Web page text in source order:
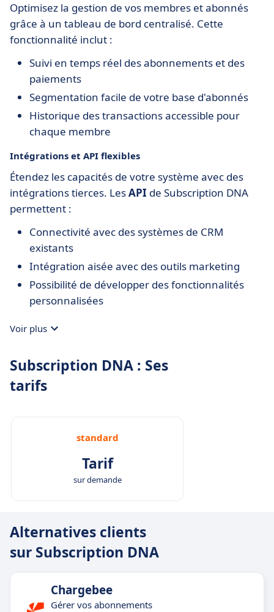
Optimisez la gestion de vos membres et abonnés
grâce à un tableau de bord centralisé. Cette
fonctionnalité inclut :
Suivi en temps réel des abonnements et des
paiements
Segmentation facile de votre base d'abonnés
Historique des transactions accessible pour
chaque membre
Intégrations et API flexibles
Étendez les capacités de votre système avec des
intégrations tierces. LesAPI de Subscription DNA
permettent :
Connectivité avec des systèmes de CRM
existants
Intégration aisée avec des outils marketing
Possibilité de développer des fonctionnalités
personnalisées
Voir plus
Subscription DNA : Ses
tarifs
standard
Tarif
sur demande
Alternatives clients
sur Subscription DNA
Chargebee
Gérer vos abonnements